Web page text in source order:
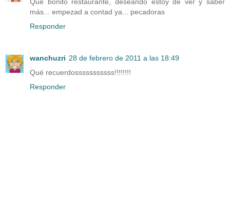
más... empezad a contad ya... pecadoras
Responder
wanchuzri 28 de febrero de 2011 a las 18:49
Qué recuerdosssssssssss!!!!!!!!
Responder